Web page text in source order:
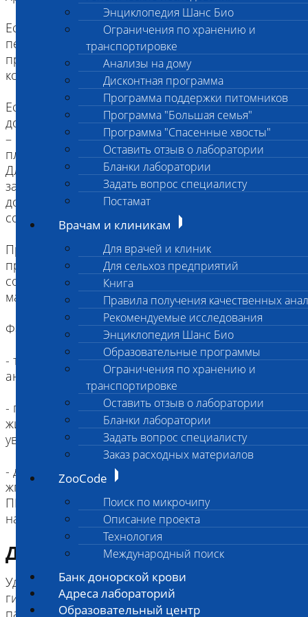
Энциклопедия Шанс Био
Ограничения по хранению и
транспортировке
Анализы на дому
Дисконтная программа
Программа поддержки питомников
Программа "Большая семья"
Программа "Спасенные хвосты"
Оставить отзыв о лаборатории
Бланки лаборатории
Задать вопрос специалисту
Постамат
Врачам и клиникам
Для врачей и клиник
Для сельхоз предприятий
Книга
Правила получения качественных
Рекомендуемые исследования
Энциклопедия Шанс Био
Образовательные программы
Ограничения по хранению и
транспортировке
Оставить отзыв о лаборатории
Бланки лаборатории
Задать вопрос специалисту
Заказ расходных материалов
ZooCode
Поиск по микрочипу
Описание проекта
Технология
Международный поиск
Банк донорской крови
Адреса лабораторий
Образовательный центр
Если исследование предполагатся в течение
первых 2-3 часов, плазму отделять не нужно,
проба хранится и транспортируется при
комнатной температуре.
Если исследование будет провдится в интервале
до 4-5 часов, пробирка помещается в центрифугу
– на 15 мин – при 3000 об/мин., отделенная
плазма переливается в пробирку Эппендорфа.
Для хранения более 5 часов – плазма
замораживается до исследования. Дальнейшая
доставка осущесвляется в замороженном
состоянии (на льду!!!).
При доставке материала в лабораторию
пробирка и сопроводительный документ должны
содержать информацию о времени взятия
материала!!!
Факторы, влияющие на результаты:
- точное соотношение количества крови и
антикоагулянта (9:1) является критическим.
- гепарин, карбенициллин и попадание тканевой
жидкости в образец (при венопункции) –
увеличивают время свертывания,
- длительное наложение жгута: стаз (наложение
жгута) более 3-х минут приводит к укорочению
ПВ, АЧТВ, ТВ, увеличению фибриногена примерно
Диагностическая информация
Удлинение ТВ: Афибриногенемия,
гипофибриногенемия; ДВС-синдром, и другие
патологические состояния, сопровождающиеся